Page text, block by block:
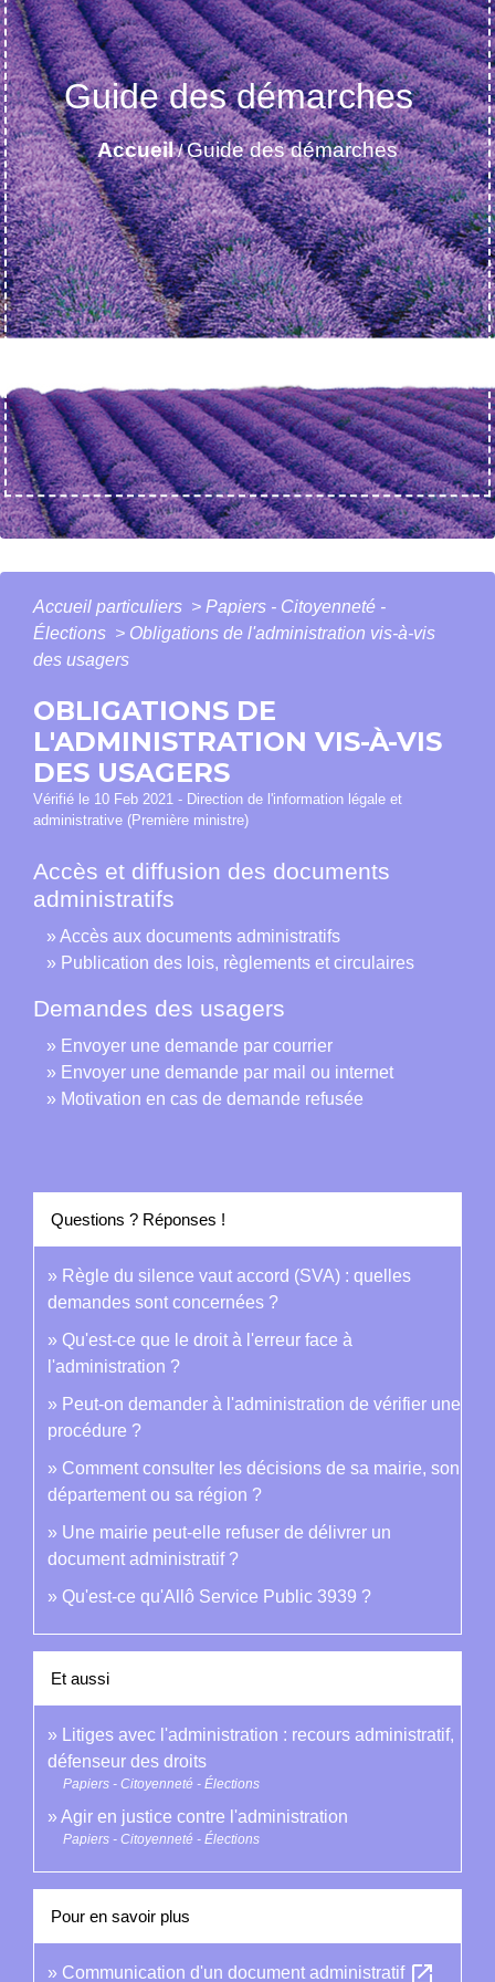
Guide des démarches
Accueil/Guide des démarches
Accueil particuliers > Papiers - Citoyenneté -
Élections > Obligations de l'administration vis-à-vis
des usagers
OBLIGATIONS DE
L'ADMINISTRATION VIS-À-VIS
DES USAGERS
Vérifié le 10 Feb 2021 - Direction de l'information légale et
administrative (Première ministre)
Accès et diffusion des documents
administratifs
Accès aux documents administratifs
Publication des lois, règlements et circulaires
Demandes des usagers
Envoyer une demande par courrier
Envoyer une demande par mail ou internet
Motivation en cas de demande refusée
Questions ? Réponses !
Règle du silence vaut accord (SVA) : quelles
demandes sont concernées ?
Qu'est-ce que le droit à l'erreur face à
l'administration ?
Peut-on demander à l'administration de vérifier une
procédure ?
Comment consulter les décisions de sa mairie, son
département ou sa région ?
Une mairie peut-elle refuser de délivrer un
document administratif ?
Qu'est-ce qu'Allô Service Public 3939 ?
Et aussi
Litiges avec l'administration : recours administratif,
défenseur des droits
Papiers - Citoyenneté - Élections
Agir en justice contre l'administration
Papiers - Citoyenneté - Élections
Pour en savoir plus
Communication d'un document administratif open_in_new